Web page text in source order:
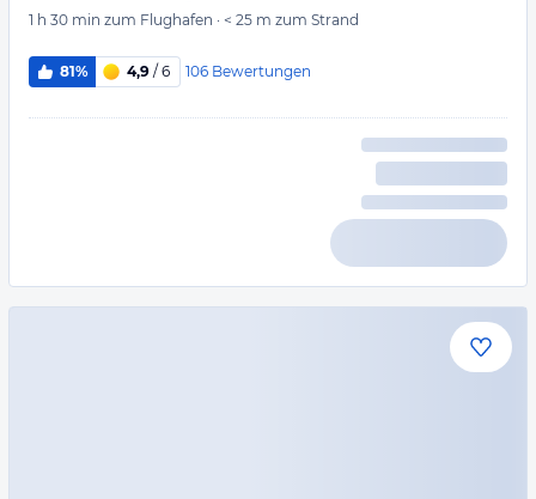
1 h 30 min zum Flughafen · < 25 m zum Strand
81% 4,9 / 6 106 Bewertungen